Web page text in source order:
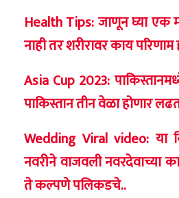
Health Tips: जाणून घ्या एक
नाही तर शरीरावर काय परिणाम
Asia Cup 2023:
पाकिस्तान तीन वेळा होणार
Wedding Viral video: या
नवरीने वाजवली नवरदेवाच्या
ते कल्पणे पलिकडचे..